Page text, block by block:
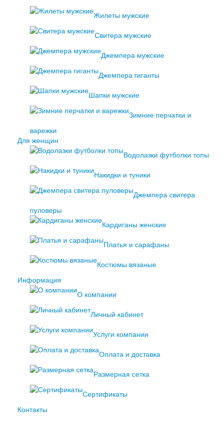
Жилеты мужские
Свитера мужские
Джемпера мужские
Джемпера гиганты
Шапки мужские
Зимние перчатки и
варежки
Для женщин
Водолазки футболки топы
Накидки и туники
Джемпера свитера
пуловеры
Кардиганы женские
Платья и сарафаны
Костюмы вязаные
Информация
О компании
Личный кабинет
Услуги компании
Оплата и доставка
Размерная сетка
Сертификаты
Контакты